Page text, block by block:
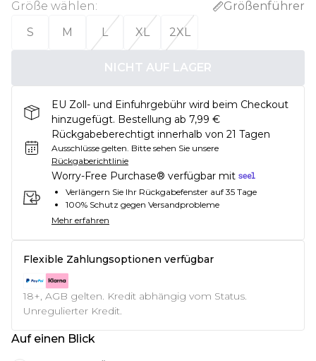
Größe wählen:
Größenführer
S
M L XL 2XL
NICHT AUF LAGER
EU Zoll- und Einfuhrgebühr wird beim Checkout
hinzugefügt. Bestellung ab 7,99 €
Rückgabeberechtigt innerhalb von 21 Tagen
Ausschlüsse gelten. Bitte sehen Sie unsere
Rückgaberichtlinie
Worry-Free Purchase® verfügbar mit
Verlängern Sie Ihr Rückgabefenster auf 35 Tage
100% Schutz gegen Versandprobleme
Mehr erfahren
Flexible Zahlungsoptionen verfügbar
18+, AGB gelten. Kredit abhängig vom Status.
Unregulierter Kredit.
Auf einen Blick